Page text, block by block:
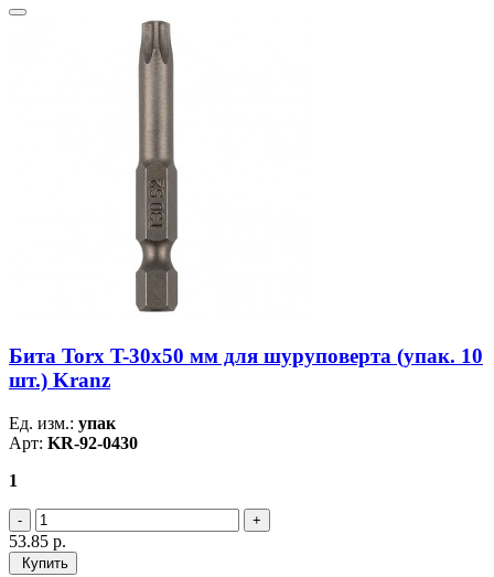
Бита Torx T-30х50 мм для шуруповерта (упак. 10
шт.) Kranz
Ед. изм.: упак
Арт: KR-92-0430
1
53.85 р.
Купить